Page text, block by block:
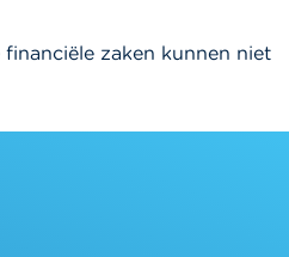
zaken kunnen niet